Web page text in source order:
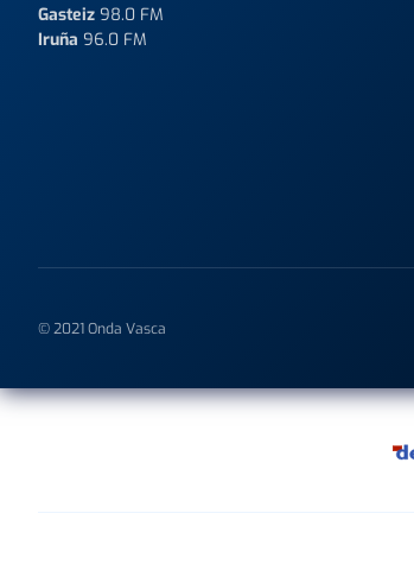
Gasteiz 98.0 FM
Iruña 96.0 FM
© 2021 Onda Vasca